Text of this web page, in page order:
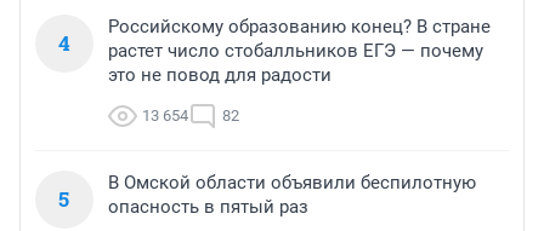
4
Российскому образованию конец? В стране
растет число стобалльников ЕГЭ — почему
это не повод для радости
13 654 82
5
В Омской области объявили беспилотную
опасность в пятый раз